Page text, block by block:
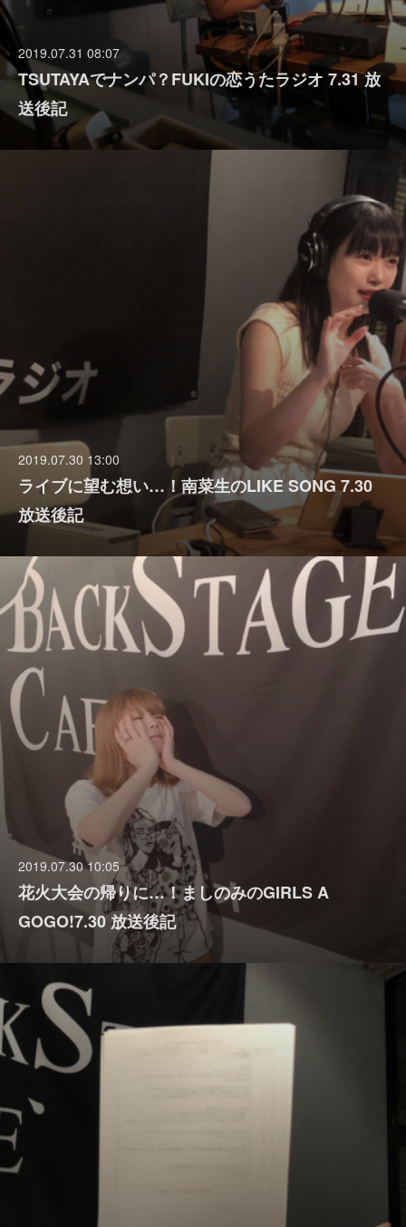
2019.07.31 08:07
TSUTAYAでナンパ？FUKIの恋うたラジオ 7.31 放
送後記
2019.07.30 13:00
ライブに望む想い…！南菜生のLIKE SONG 7.30
放送後記
2019.07.30 10:05
花火大会の帰りに…！ましのみのGIRLS A
GOGO!7.30 放送後記